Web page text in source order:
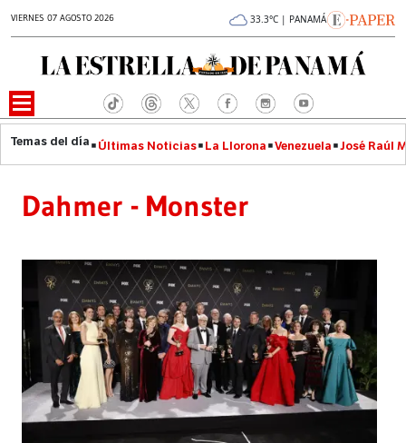
VIERNES 07 AGOSTO 2026 33.3°C | PANAMÁ
Últimas Noticias La Llorona Venezuela José Raúl
Dahmer - Monster